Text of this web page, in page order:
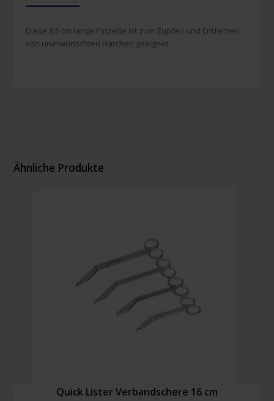
Diese 8,5 cm lange Pinzette ist zum Zupfen und Entfernen
von unerwünschten Härchen geeignet.
Ähnliche Produkte
Quick Lister Verbandschere 16 cm